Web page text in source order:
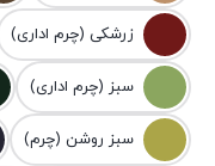
زرشکی (چرم اداری)
سبز (چرم اداری)
سبز روشن (چرم)